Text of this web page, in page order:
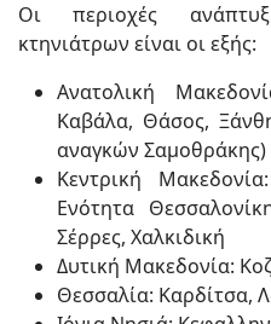
Οι περιοχές
κτηνιάτρων είναι οι εξής:
Ανατολική
Καβάλα, Θάσος,
αναγκών Σαμοθράκης)
Κεντρική
Ενότητα
Σέρρες, Χαλκιδική
Δυτική Μακεδονία:
Θεσσαλία: Καρδίτσα,